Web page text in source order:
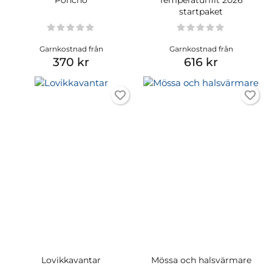
Garnkostnad från
370 kr
startpaket
Garnkostnad från
616 kr
Lovikkavantar Mössa och halsvärmare